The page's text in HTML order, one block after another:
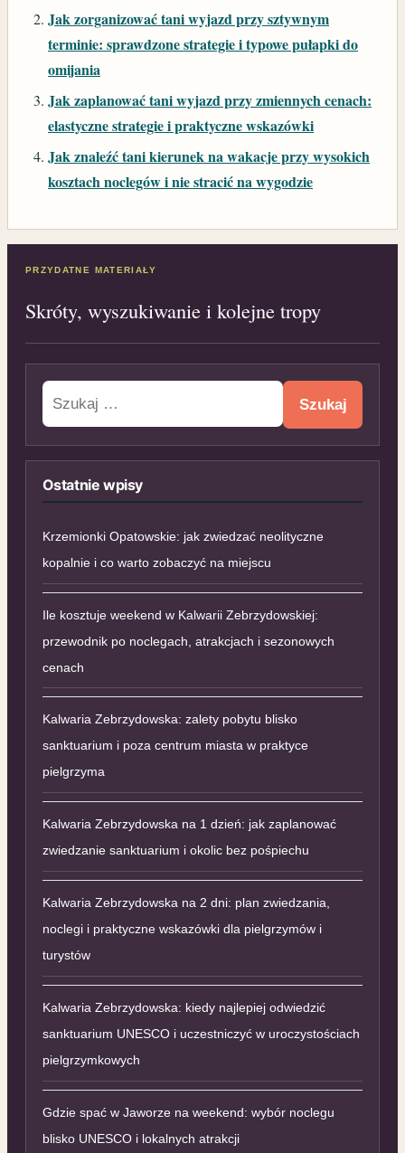
Jak zorganizować tani wyjazd przy sztywnym
terminie: sprawdzone strategie i typowe pułapki do
omijania
Jak zaplanować tani wyjazd przy zmiennych cenach:
elastyczne strategie i praktyczne wskazówki
Jak znaleźć tani kierunek na wakacje przy wysokich
kosztach noclegów i nie stracić na wygodzie
PRZYDATNE MATERIAŁY
Skróty, wyszukiwanie i kolejne tropy
Szukaj:
Ostatnie wpisy
Krzemionki Opatowskie: jak zwiedzać neolityczne
kopalnie i co warto zobaczyć na miejscu
Ile kosztuje weekend w Kalwarii Zebrzydowskiej:
przewodnik po noclegach, atrakcjach i sezonowych
cenach
Kalwaria Zebrzydowska: zalety pobytu blisko
sanktuarium i poza centrum miasta w praktyce
pielgrzyma
Kalwaria Zebrzydowska na 1 dzień: jak zaplanować
zwiedzanie sanktuarium i okolic bez pośpiechu
Kalwaria Zebrzydowska na 2 dni: plan zwiedzania,
noclegi i praktyczne wskazówki dla pielgrzymów i
turystów
Kalwaria Zebrzydowska: kiedy najlepiej odwiedzić
sanktuarium UNESCO i uczestniczyć w uroczystościach
pielgrzymkowych
Gdzie spać w Jaworze na weekend: wybór noclegu
blisko UNESCO i lokalnych atrakcji